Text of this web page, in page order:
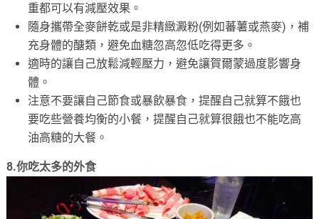
重都可以有減壓效果。
隨身攜帶全麥餅乾或是非精緻澱粉(例如蕃薯或燕麥)，補
充身體的醣類，避免血糖忽高忽低吃得更多。
適時的讓自己放鬆減輕壓力，避免讓賀爾蒙過度影響身
體。
注意不要讓自己節食或暴飲暴食，提醒自己就算不餓也
要吃些營養均衡的小餐，提醒自己就算很餓也不能吃高
油高糖的大餐。
8.你吃太多的外食